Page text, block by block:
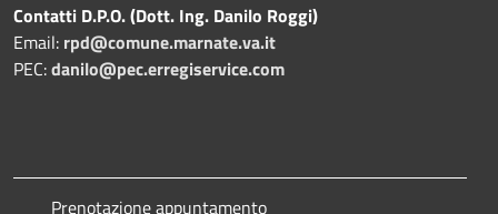
Contatti D.P.O. (Dott. Ing. Danilo Roggi)
Email: rpd@comune.marnate.va.it
PEC:danilo@pec.erregiservice.com
Prenotazione appuntamento